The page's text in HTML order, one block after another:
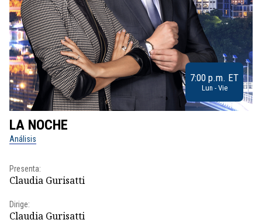
7:00 p.m. ET
Lun - Vie
LA NOCHE
Análisis
Presenta:
Claudia Gurisatti
Dirige:
Claudia Gurisatti